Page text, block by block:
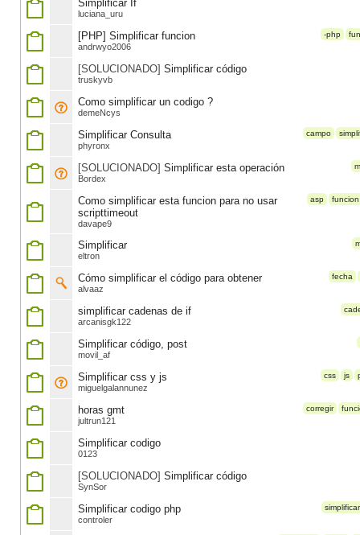
Simplificar If
luciana_uru
-php
[PHP] Simplificar funcion
andrwyo2006
[SOLUCIONADO] Simplificar código
truskyvb
Como simplificar un codigo ?
demeNcys
campo
Simplificar Consulta
phyronx
[SOLUCIONADO] Simplificar esta operación
Bordex
asp funcion
Como simplificar esta funcion para no usar
scripttimeout
davape9
Simplificar
eltron
fecha
Cómo simplificar el código para obtener
alvaaz
simplificar cadenas de if
arcanisgk122
Simplificar código, post
movil_af
css js
Simplificar css y js
miguelgalannunez
corregir
horas gmt
jultrun121
Simplificar codigo
0123
[SOLUCIONADO] Simplificar código
SynSor
simplificar
Simplificar codigo php
controler